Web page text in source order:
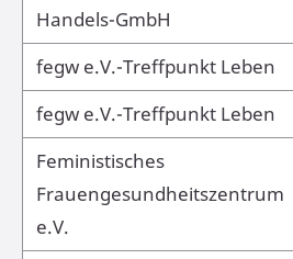
Handels-GmbH
fegw e.V.-Treffpunkt Leben
fegw e.V.-Treffpunkt Leben
Feministisches
Frauengesundheitszentrum
e.V.